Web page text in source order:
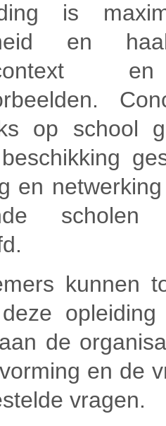
is
en
op school
en
scholen
kunnen
de
en de
vragen.